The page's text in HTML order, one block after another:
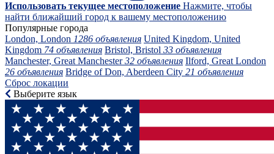
Использовать текущее местоположение Нажмите, чтобы
найти ближайший город к вашему местоположению
Популярные города
London, London 1286 объявления United Kingdom, United
Kingdom 74 объявления Bristol, Bristol 33 объявления
Manchester, Great Manchester32 объявления Ilford, Great London
26 объявления Bridge of Don, Aberdeen City 21 объявления
Сброс локации
Выберите язык